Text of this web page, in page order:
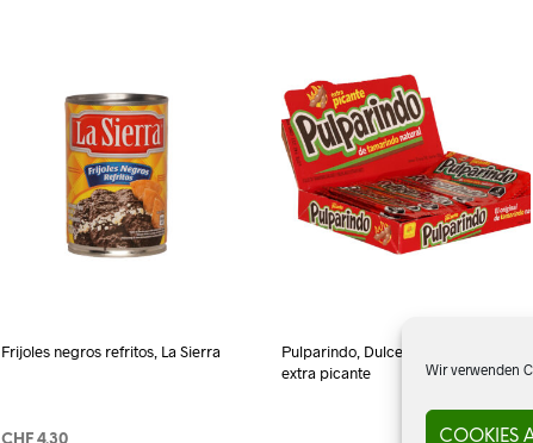
Wir verwenden
COOKIES
Frijoles negros refritos, La Sierra
Pulparindo, Dulce de Tamarindo,
extra picante